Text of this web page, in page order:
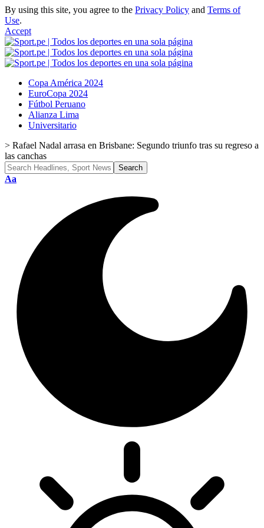
By using this site, you agree to the Privacy Policy and Terms of
Use.
Accept
Copa América 2024
EuroCopa 2024
Fútbol Peruano
Alianza Lima
Universitario
> Rafael Nadal arrasa en Brisbane: Segundo triunfo tras su regreso a
las canchas
Font
Aa